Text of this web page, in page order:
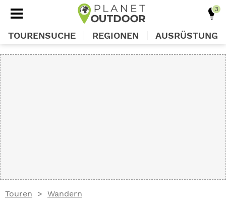
Touren Wandern
TOURENSUCHE REGIONEN AUSRÜSTUNG